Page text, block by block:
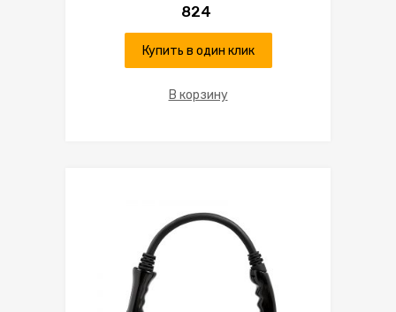
824
Купить в один клик
В корзину